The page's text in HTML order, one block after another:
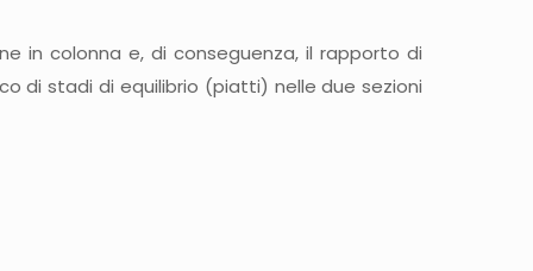
in colonna e, di conseguenza, il rapporto di
di stadi di equilibrio (piatti) nelle due sezioni